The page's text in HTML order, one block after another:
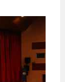
Bingöl
Bolu
Burdur